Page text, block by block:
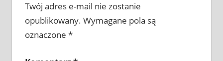
Twój adres e-mail nie zostanie
opublikowany. Wymagane pola są
oznaczone *